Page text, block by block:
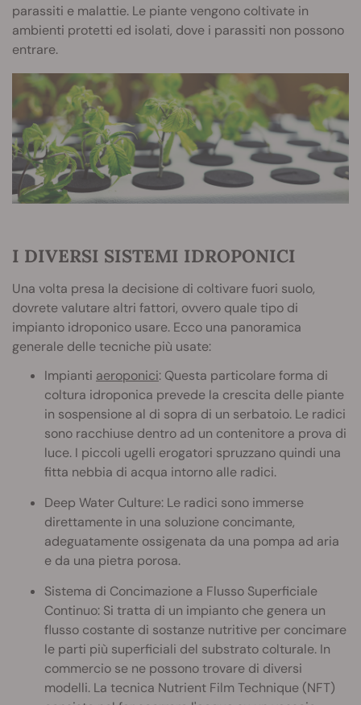
parassiti e malattie. Le piante vengono coltivate in
ambienti protetti ed isolati, dove i parassiti non possono
entrare.
I DIVERSI SISTEMI IDROPONICI
Una volta presa la decisione di coltivare fuori suolo,
dovrete valutare altri fattori, ovvero quale tipo di
impianto idroponico usare. Ecco una panoramica
generale delle tecniche più usate:
Impianti aeroponici: Questa particolare forma di
coltura idroponica prevede la crescita delle piante
in sospensione al di sopra di un serbatoio. Le radici
sono racchiuse dentro ad un contenitore a prova di
luce. I piccoli ugelli erogatori spruzzano quindi una
fitta nebbia di acqua intorno alle radici.
Deep Water Culture: Le radici sono immerse
direttamente in una soluzione concimante,
adeguatamente ossigenata da una pompa ad aria
e da una pietra porosa.
Sistema di Concimazione a Flusso Superficiale
Continuo: Si tratta di un impianto che genera un
flusso costante di sostanze nutritive per concimare
le parti più superficiali del substrato colturale. In
commercio se ne possono trovare di diversi
modelli. La tecnica Nutrient Film Technique (NFT)